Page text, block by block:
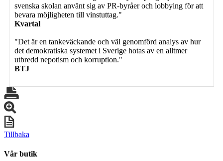
svenska skolan använt sig av PR-byråer och lobbying för att
bevara möjligheten till vinstuttag."
Kvartal
"Det är en tankeväckande och väl genomförd analys av hur
det demokratiska systemet i Sverige hotas av en alltmer
utbredd nepotism och korruption."
BTJ
Tillbaka
Vår butik